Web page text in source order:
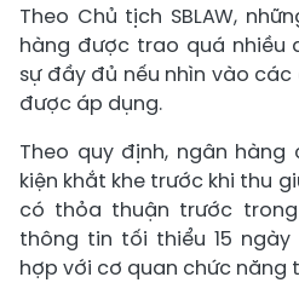
Theo Chủ tịch SBLAW,
hàng được trao quá nhiều
sự đầy đủ nếu nhìn vào
được áp dụng.
Theo quy định, ngân
kiện khắt khe trước khi thu
có thỏa thuận trước
thông tin tối thiểu 15
hợp với cơ quan chức năng